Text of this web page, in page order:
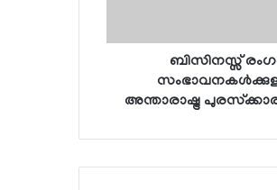
ബിസിനസ്സ്
അന്താരാഷ്ട്ര